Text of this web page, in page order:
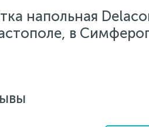
напольная
в